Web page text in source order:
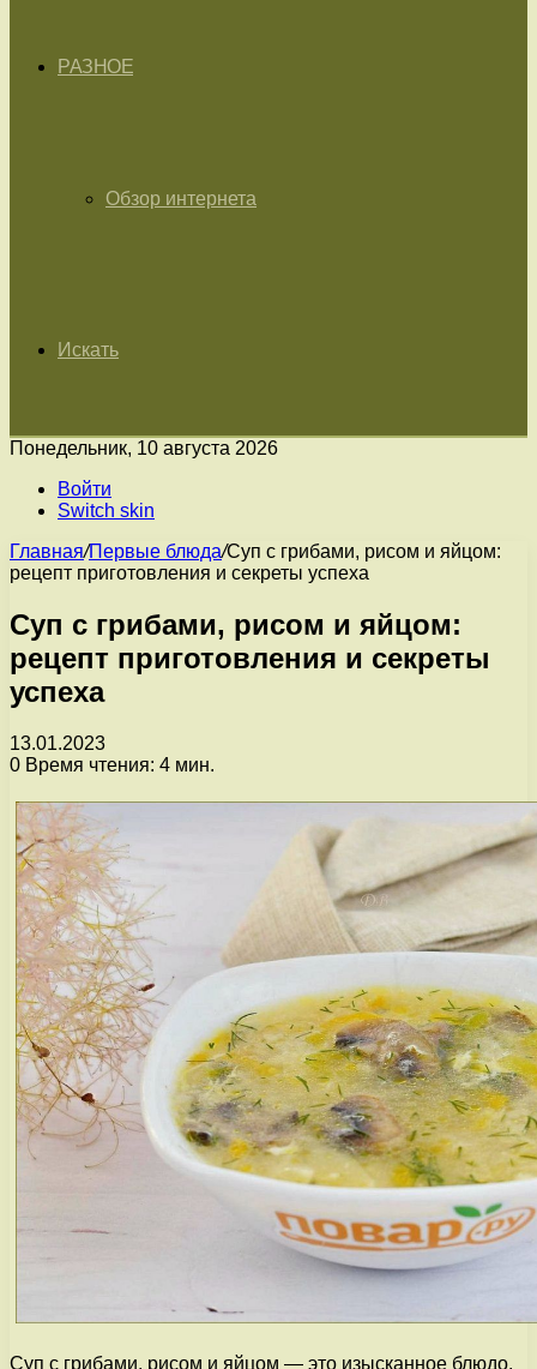
РАЗНОЕ
Обзор интернета
Искать
Понедельник, 10 августа 2026
Войти
Switch skin
Главная/Первые блюда/Суп с грибами, рисом и яйцом:
рецепт приготовления и секреты успеха
Суп с грибами, рисом и яйцом:
рецепт приготовления и секреты
успеха
13.01.2023
0 Время чтения: 4 мин.
Суп с грибами, рисом и яйцом — это изысканное блюдо,